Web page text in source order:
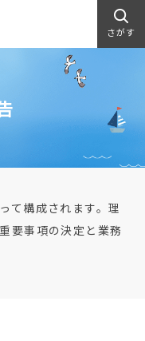
さがす
て構成されます。理
要事項の決定と業務